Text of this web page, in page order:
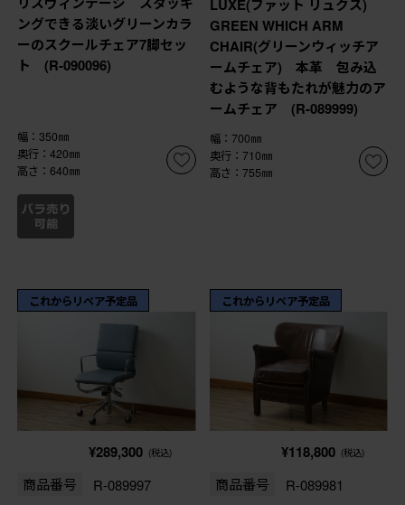
ングできる淡いグリーンカラ
ーのスクールチェア7脚セッ
ト (R-090096)
幅：350㎜
奥行：420㎜
高さ：640㎜
LUXE(ファット リュクス)
GREEN WHICH ARM
CHAIR(グリーンウィッチア
ームチェア) 本革 包み込
むような背もたれが魅力のア
ームチェア (R-089999)
幅：700㎜
奥行：710㎜
高さ：755㎜
これからリペア予定品
¥289,300 (税込)
商品番号 R-089997
これからリペア予定品
¥118,800 (税込)
商品番号 R-089981